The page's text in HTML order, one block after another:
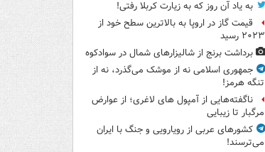
به یاد آن روز که به زیارت کربلا رفتی!
قیمت گاز در اروپا به بالاترین سطح خود از
۲۰۲۳ رسید
برداشت برنج از شالیزارهای شمال در سوادکوه
جمهوری اسلامی نه از موشک می‌گذرد، نه از
تنگه هرمز!
ناگفته‌هایی از آمپول های لاغری؛ از عوارض
مرگبار تا زیبایی
کشورهای عربی از رویارویی و جنگ با ایران
می‌ترسند!